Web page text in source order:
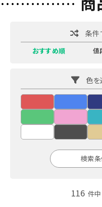
条件
おすすめ順 値
色を
検索条
116 件中